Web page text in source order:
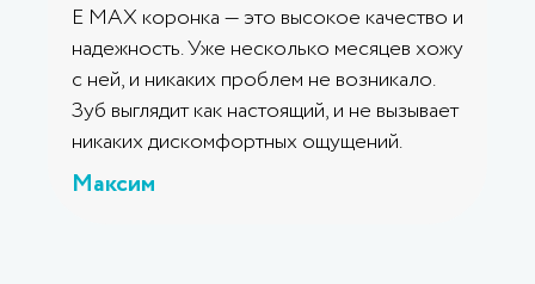
E MAX коронка — это высокое качество и
надежность. Уже несколько месяцев хожу
с ней, и никаких проблем не возникало.
Зуб выглядит как настоящий, и не вызывает
никаких дискомфортных ощущений.
Максим